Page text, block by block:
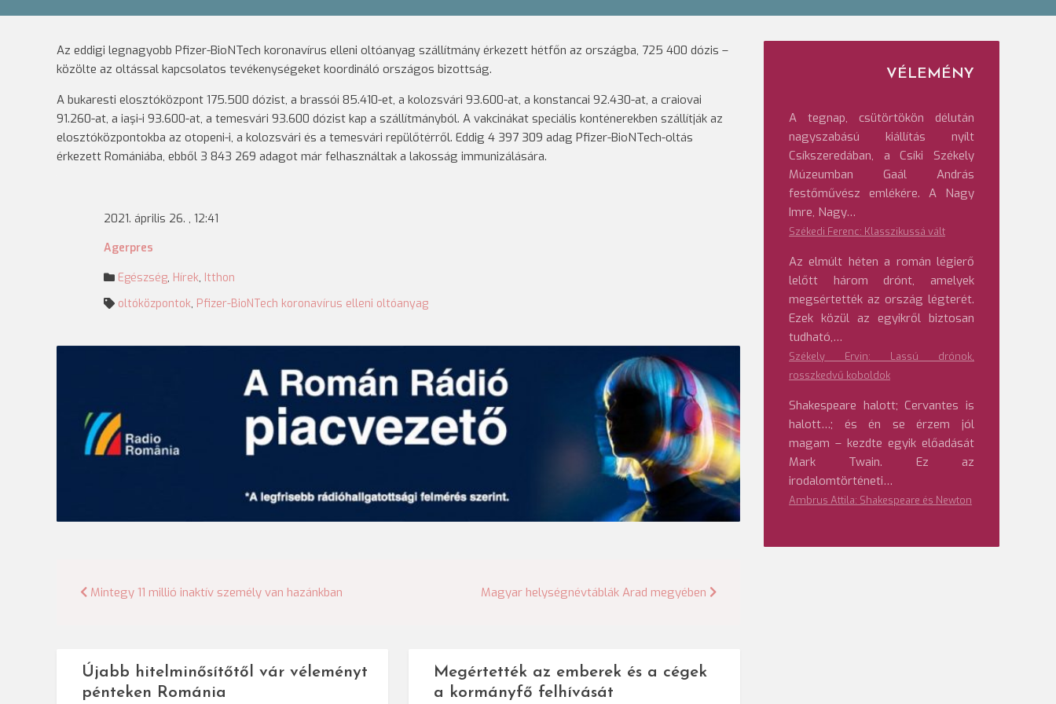
Az eddigi legnagyobb Pfizer-BioNTech koronavírus elleni oltóanyag szállítmány érkezett hétfőn az országba, 725 400 dózis –
közölte az oltással kapcsolatos tevékenységeket koordináló országos bizottság.
A bukaresti elosztóközpont 175.500 dózist, a brassói 85.410-et, a kolozsvári 93.600-at, a konstancai 92.430-at, a craiovai
91.260-at, a iaşi-i 93.600-at, a temesvári 93.600 dózist kap a szállítmányból. A vakcinákat speciális konténerekben szállítják az
elosztóközpontokba az otopeni-i, a kolozsvári és a temesvári repülőtérről. Eddig 4 397 309 adag Pfizer-BioNTech-oltás
érkezett Romániába, ebből 3 843 269 adagot már felhasználtak a lakosság immunizálására.
2021. április 26. , 12:41
Agerpres
Egészség, Hírek, Itthon
oltóközpontok, Pfizer-BioNTech koronavírus elleni oltóanyag
Bejegyzés
Mintegy 11 millió inaktív személy van hazánkban Magyar helységnévtáblák Arad megyében
Újabb hitelminősítőtől vár véleményt
pénteken Románia
Megértették az emberek és a cégek
a kormányfő felhívását
VÉLEMÉNY
A tegnap, csütörtökön délután
nagyszabású kiállítás nyílt
Csíkszeredában, a Csíki Székely
Múzeumban Gaál András
festőművész emlékére. A Nagy
Imre, Nagy…
Székedi Ferenc: Klasszikussá vált
Az elmúlt héten a román légierő
lelőtt három drónt, amelyek
megsértették az ország légterét.
Ezek közül az egyikről biztosan
tudható,…
Székely Ervin: Lassú drónok,
rosszkedvű koboldok
Shakespeare halott; Cervantes is
halott…; és én se érzem jól
magam – kezdte egyik előadását
Mark Twain. Ez az
irodalomtörténeti…
Ambrus Attila: Shakespeare és Newton